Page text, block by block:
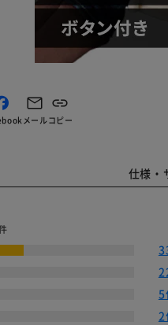
メールコピー
仕様・
5
2